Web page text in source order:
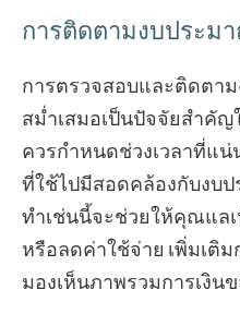
การติดตามงบประม
การตรวจสอบและติดตา
สม่ำเสมอเป็นปัจจัยสำคั
ควรกำหนดช่วงเวลาที่แน่
ที่ใช้ไปมีสอดคล้องกับงบ
ทำเช่นนี้จะช่วยให้คุณแล
หรือลดค่าใช้จ่าย เพิ่มเติ
มองเห็นภาพรวมการเงิ